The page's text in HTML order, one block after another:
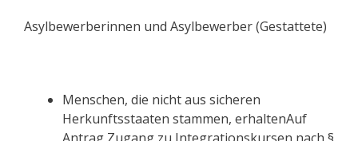
Asylbewerberinnen und Asylbewerber (Gestattete)
Menschen, die nicht aus sicheren
Herkunftsstaaten stammen, erhaltenAuf